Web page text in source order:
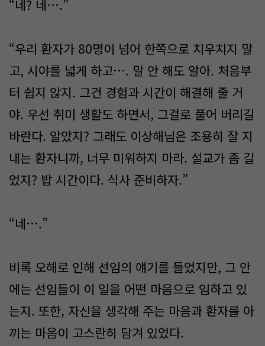
“네? 네….”
“우리 환자가 80명이 넘어 한쪽으로 치우치지 말
고, 시야를 넓게 하고…. 말 안 해도 알아. 처음부
터 쉽지 않지. 그건 경험과 시간이 해결해 줄 거
야. 우선 취미 생활도 하면서, 그걸로 풀어 버리길
바란다. 알았지? 그래도 이상해님은 조용히 잘 지
내는 환자니까, 너무 미워하지 마라. 설교가 좀 길
었지? 밥 시간이다. 식사 준비하자.”
“네….”
비록 오해로 인해 선임의 얘기를 들었지만, 그 안
에는 선임들이 이 일을 어떤 마음으로 임하고 있
는지. 또한, 자신을 생각해 주는 마음과 환자를 아
끼는 마음이 고스란히 담겨 있었다.